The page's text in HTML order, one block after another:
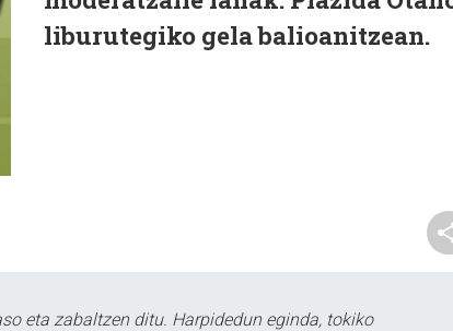
liburutegiko gela balioanitzean.
eta zabaltzen ditu. Harpidedun eginda, tokiko